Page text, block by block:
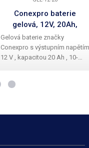
Conexpro baterie
gelová, 12V, 20Ah,
životnost 10-12 let, M5,
Deep cycle
Gelová baterie značky
Conexpro s výstupním napětím
12 V , kapacitou 20 Ah , 10-
připojení k zařízení.